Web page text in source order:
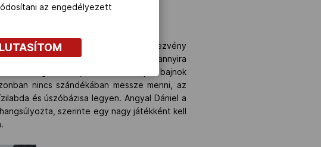
olimpikon Szani Roland a rendezvény
rendszerességgel, és ahogy mondta annyira
Varga Tamás, kétszeres olimpiai bajnok
nincs szándékában messze menni, az
és úszóbázisa legyen. Angyal Dániel a
szerinte egy nagy játékként kell
az engedélyezett